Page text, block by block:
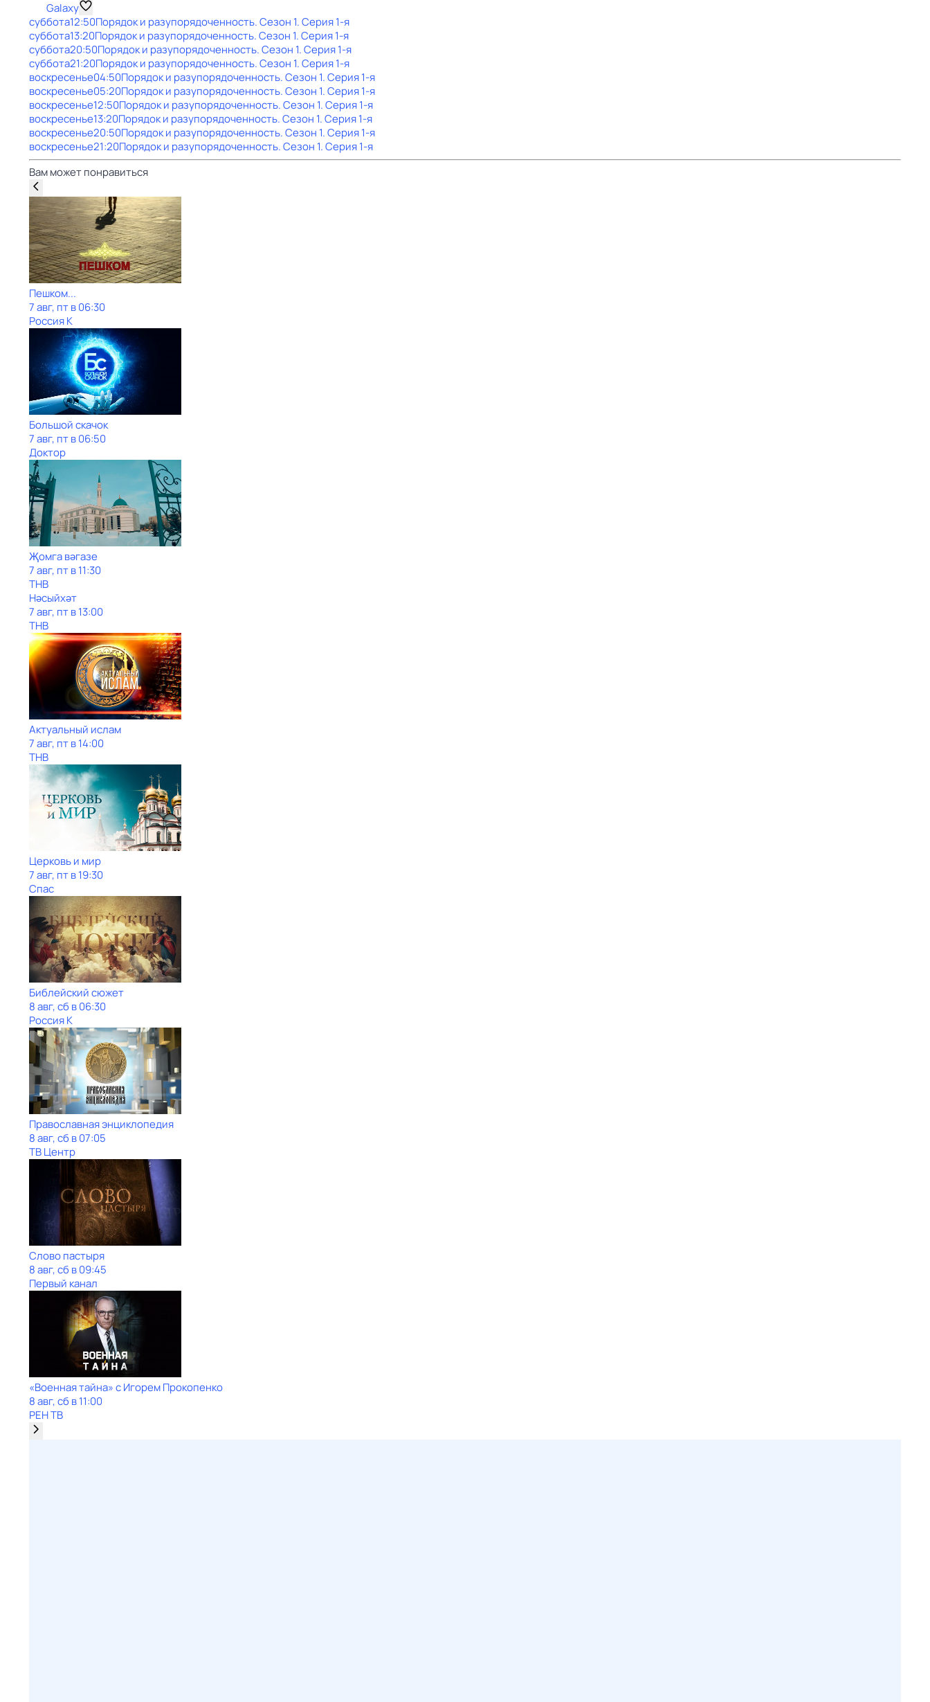
Galaxy
суббота12:50Порядок и разупорядоченность. Сезон 1. Серия 1-я
суббота13:20Порядок и разупорядоченность. Сезон 1. Серия 1-я
суббота20:50Порядок и разупорядоченность. Сезон 1. Серия 1-я
суббота21:20Порядок и разупорядоченность. Сезон 1. Серия 1-я
воскресенье04:50Порядок и разупорядоченность. Сезон 1. Серия 1-я
воскресенье05:20Порядок и разупорядоченность. Сезон 1. Серия 1-я
воскресенье12:50Порядок и разупорядоченность. Сезон 1. Серия 1-я
воскресенье13:20Порядок и разупорядоченность. Сезон 1. Серия 1-я
воскресенье20:50Порядок и разупорядоченность. Сезон 1. Серия 1-я
воскресенье21:20Порядок и разупорядоченность. Сезон 1. Серия 1-я
Вам может понравиться
Пешком...
7 авг, пт в 06:30
Россия К
Большой скачок
7 авг, пт в 06:50
Доктор
Җомга вәгазе
7 авг, пт в 11:30
ТНВ
Нәсыйхәт
7 авг, пт в 13:00
ТНВ
Актуальный ислам
7 авг, пт в 14:00
ТНВ
Церковь и мир
7 авг, пт в 19:30
Спас
Библейский сюжет
8 авг, сб в 06:30
Россия К
Православная энциклопедия
8 авг, сб в 07:05
ТВ Центр
Слово пастыря
8 авг, сб в 09:45
Первый канал
«Военная тайна» с Игорем Прокопенко
8 авг, сб в 11:00
РЕН ТВ